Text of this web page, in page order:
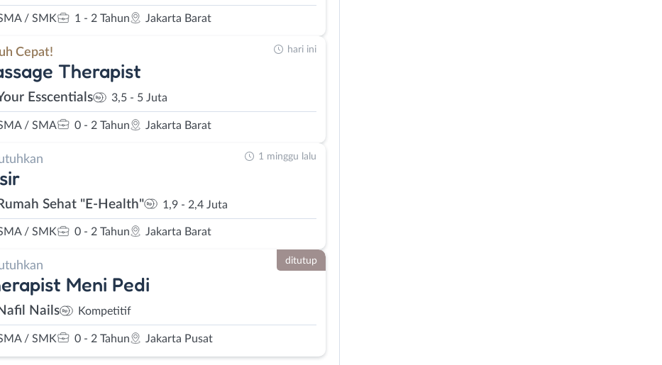
/ SMK 1 - 2 Tahun Jakarta Barat
Cepat!
Therapist
Esscentials 3,5 - 5 Juta
/ SMA 0 - 2 Tahun Jakarta Barat
hari ini
Sehat "E-Health" 1,9 - 2,4 Juta
/ SMK 0 - 2 Tahun Jakarta Barat
1 minggu lalu
Meni Pedi
Nails Kompetitif
/ SMK 0 - 2 Tahun Jakarta Pusat
ditutup